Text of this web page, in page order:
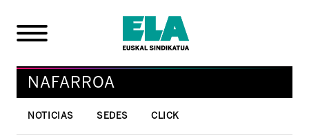
NAFARROA
NOTICIAS SEDES CLICK